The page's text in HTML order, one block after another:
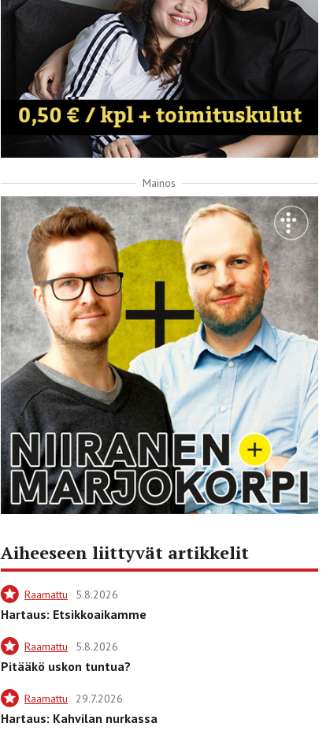
Mainos
Aiheeseen liittyvät artikkelit
Raamattu 5.8.2026
Hartaus: Etsikkoaikamme
Raamattu 5.8.2026
Pitääkö uskon tuntua?
Raamattu 29.7.2026
Hartaus: Kahvilan nurkassa